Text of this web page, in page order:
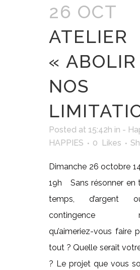
26 OCT
ATELIER
« ABOLIR
NOS
Posted at 15:42h in -
HAPPIES
0 Likes
Dimanche 26 octobre
19h Sans résonner en
temps, d’argent
contingence
qu’aimeriez-vous faire
tout ? Quelle serait
? Le projet que vous